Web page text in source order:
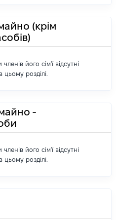
(крім
його сім'ї відсутні
цьому розділі.
-
його сім'ї відсутні
цьому розділі.